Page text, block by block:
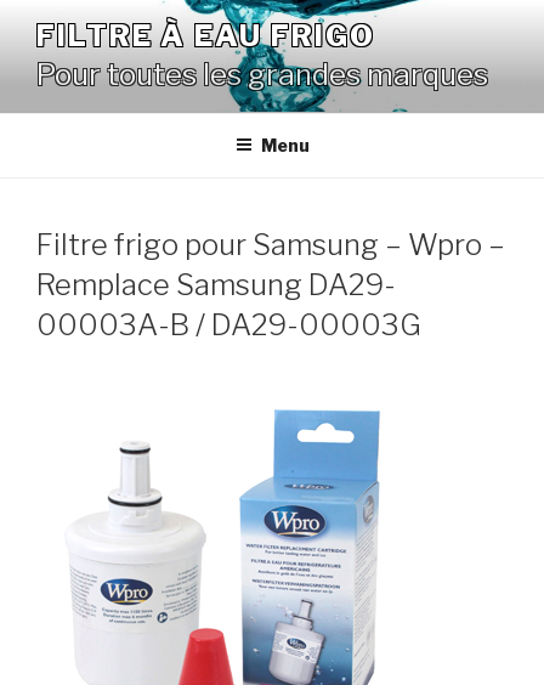
contenu
FILTRE À EAU FRIGO
Pour toutes les grandes marques
Menu
Filtre frigo pour Samsung – Wpro –
Remplace Samsung DA29-
00003A-B / DA29-00003G